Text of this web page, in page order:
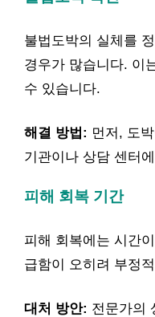
불법도박의 실체를
경우가 많습니다. 이
수 있습니다.
해결 방법: 먼저, 도
기관이나 상담 센터
피해 회복 기간
피해 회복에는 시간
급함이 오히려 부정
대처 방안: 전문가의